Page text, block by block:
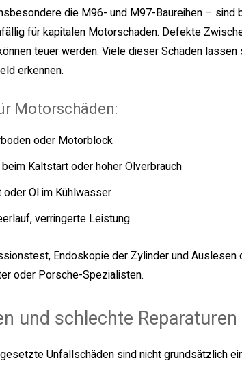
die M96- und M97-Baureihen – sind
für kapitalen Motorschaden. Defekte
teuer werden. Viele dieser Schäden
erkennen.
Motorschäden:
oder Motorblock
Kaltstart oder hoher Ölverbrauch
Öl im Kühlwasser
verringerte Leistung
Endoskopie der Zylinder und Auslesen
oder Porsche-Spezialisten.
und schlechte Reparaturen
Unfallschäden sind nicht grundsätzlich